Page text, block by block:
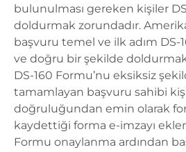
bulunulması gereken kişiler
doldurmak zorundadır.
başvuru temel ve ilk adım DS-
ve doğru bir şekilde
DS-160 Formu’nu eksiksiz
tamamlayan başvuru sahibi
doğruluğundan emin olarak
kaydettiği forma e-imzayı
Formu onaylanma ardından